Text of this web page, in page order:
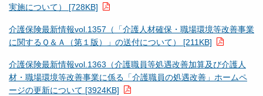
実施について） [728KB]
介護保険最新情報vol.1357（「介護人材確保・職場環境等改善事業
に関するＱ＆Ａ（第１版）」の送付について） [211KB]
介護保険最新情報vol.1363（介護職員等処遇改善加算及び介護人
材・職場環境等改善事業に係る「介護職員の処遇改善」ホームペ
ージの更新について [3924KB]